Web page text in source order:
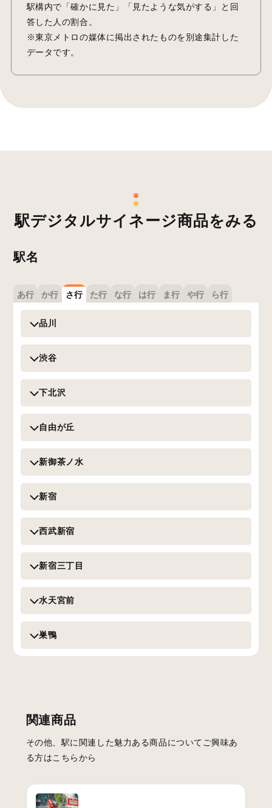
駅構内で「確かに見た」「見たような気がする」と回
答した人の割合。
※東京メトロの媒体に掲出されたものを別途集計した
データです。
駅デジタルサイネージ商品をみる
駅名
あ行 か行 さ行 た行 な行 は行 ま行 や行 ら行
品川
渋谷
下北沢
自由が丘
新御茶ノ水
新宿
西武新宿
新宿三丁目
水天宮前
巣鴨
関連商品
その他、駅に関連した魅力ある商品についてご興味あ
る方はこちらから